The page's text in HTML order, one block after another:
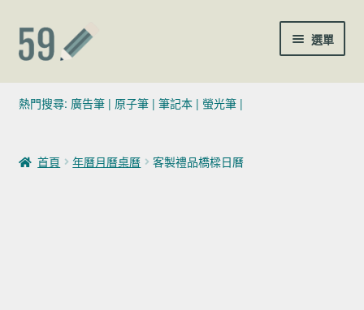
跳至導覽列
跳至主要內容 選單
(02)7729-4140
聯絡我們
熱門搜尋: 廣告筆| 原子筆| 筆記本| 螢光筆|
首頁 年曆月曆桌曆 客製禮品橋樑日曆